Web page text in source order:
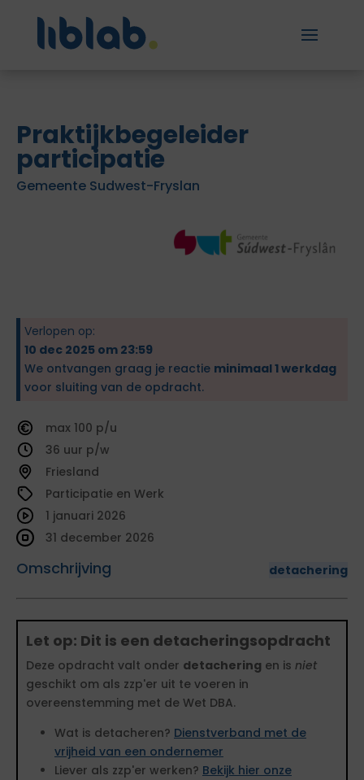
Praktijkbegeleider
participatie
Gemeente Sudwest-Fryslan
Verlopen op:
10 dec 2025 om 23:59
We ontvangen graag je reactie minimaal 1 werkdag
voor sluiting van de opdracht.
100
36
Friesland
Participatie en Werk
Omschrijving detachering
1 januari 2026
31 december 2026
Let op: Dit is een detacheringsopdracht
Deze opdracht valt onder detachering en is niet
geschikt om als zzp'er uit te voeren in
overeenstemming met de Wet DBA.
Wat is detacheren? Dienstverband met de
vrijheid van een ondernemer
Liever als zzp'er werken? Bekijk hier onze